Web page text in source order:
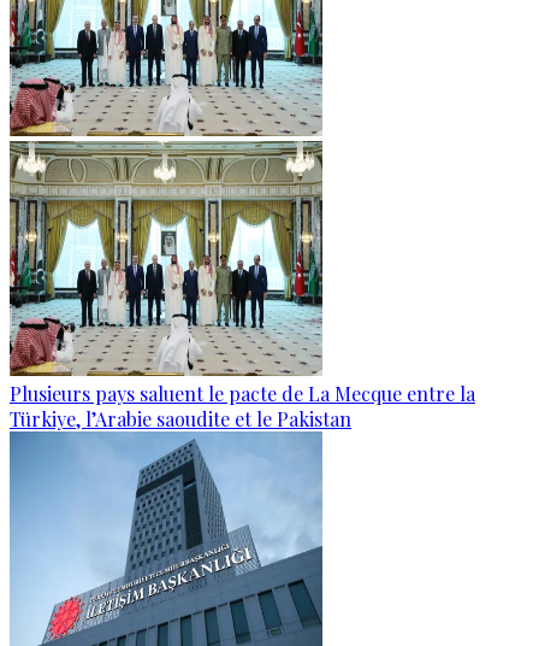
Plusieurs pays saluent le pacte de La Mecque entre la
Türkiye, l’Arabie saoudite et le Pakistan